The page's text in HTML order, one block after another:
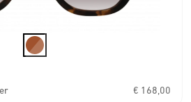
€ 168,00